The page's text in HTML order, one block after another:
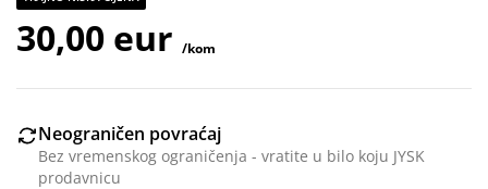
30,00 eur /kom
Neograničen povraćaj
Bez vremenskog ograničenja - vratite u bilo koju JYSK
prodavnicu